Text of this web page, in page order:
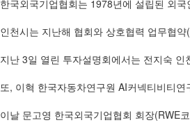
한국외국기업협회는 1978년에 설립된 외
인천시는 지난해 협회와 상호협력 업무협
지난 3일 열린 투자설명회에서는 전지숙 인
또, 이혁 한국자동차연구원 AI커넥티비티
이날 문고영 한국외국기업협회 회장(RWE